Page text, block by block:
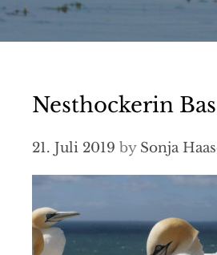
Nesthockerin
21. Juli 2019 by Sonja